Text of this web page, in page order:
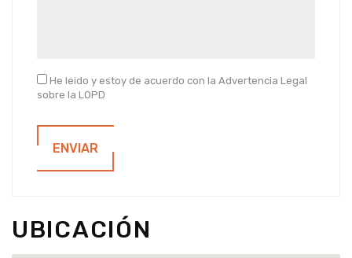
He leido y estoy de acuerdo con la Advertencia Legal
sobre la LOPD
ENVIAR
UBICACIÓN